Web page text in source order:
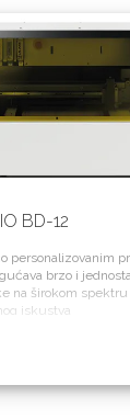
BD-12
personalizovanim
brzo i
na širokom
iskustva